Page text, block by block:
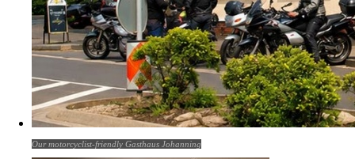
Our motorcyclist-friendly Gasthaus Johanning